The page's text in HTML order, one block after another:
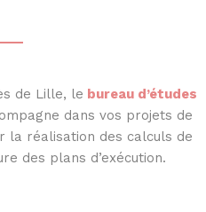
de Lille, le bureau d’études
dans vos projets de
la réalisation des calculs de
des plans d’exécution.